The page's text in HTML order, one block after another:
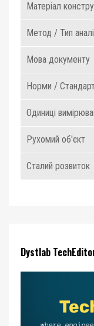
Матеріал
Метод / Тип
Мова документу
Норми /
Одиниці
Рухомий об'єкт
Сталий розвиток
Dystlab